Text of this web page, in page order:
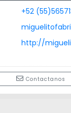
+52
http://
Contactanos